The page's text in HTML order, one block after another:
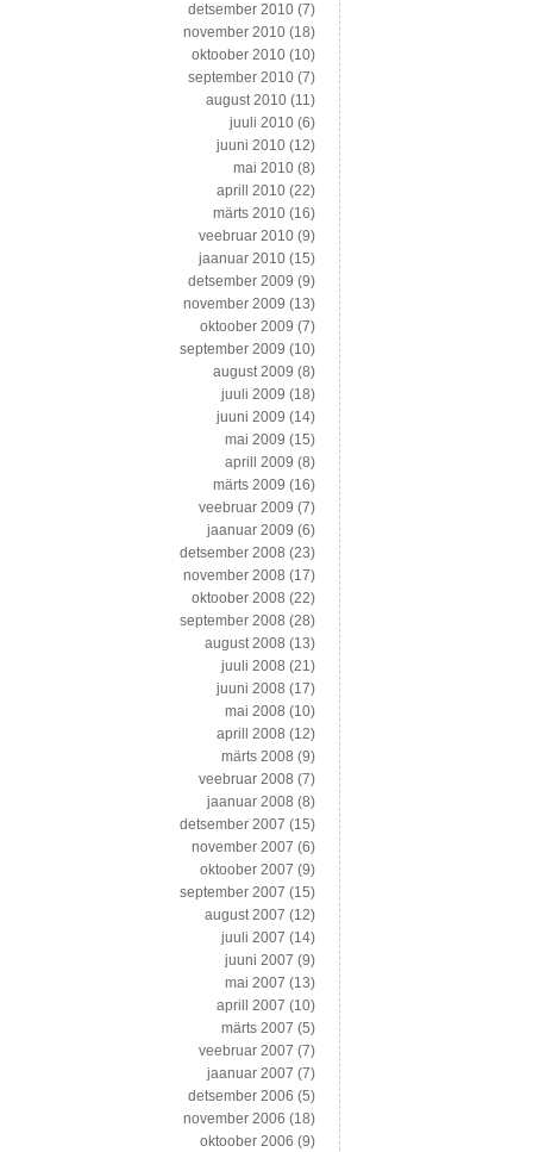
detsember 2010 (7)
november 2010 (18)
oktoober 2010 (10)
september 2010 (7)
august 2010 (11)
juuli 2010 (6)
juuni 2010 (12)
mai 2010 (8)
aprill 2010 (22)
märts 2010 (16)
veebruar 2010 (9)
jaanuar 2010 (15)
detsember 2009 (9)
november 2009 (13)
oktoober 2009 (7)
september 2009 (10)
august 2009 (8)
juuli 2009 (18)
juuni 2009 (14)
mai 2009 (15)
aprill 2009 (8)
märts 2009 (16)
veebruar 2009 (7)
jaanuar 2009 (6)
detsember 2008 (23)
november 2008 (17)
oktoober 2008 (22)
september 2008 (28)
august 2008 (13)
juuli 2008 (21)
juuni 2008 (17)
mai 2008 (10)
aprill 2008 (12)
märts 2008 (9)
veebruar 2008 (7)
jaanuar 2008 (8)
detsember 2007 (15)
november 2007 (6)
oktoober 2007 (9)
september 2007 (15)
august 2007 (12)
juuli 2007 (14)
juuni 2007 (9)
mai 2007 (13)
aprill 2007 (10)
märts 2007 (5)
veebruar 2007 (7)
jaanuar 2007 (7)
detsember 2006 (5)
november 2006 (18)
oktoober 2006 (9)